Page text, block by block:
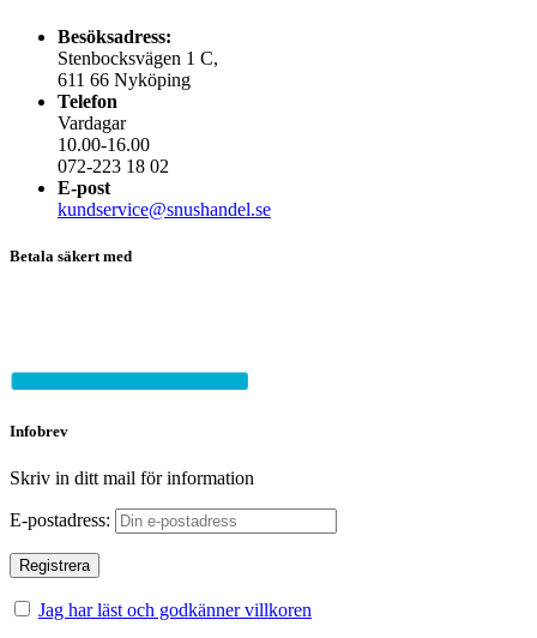
Besöksadress:
Stenbocksvägen 1 C,
611 66 Nyköping
Telefon
Vardagar
10.00-16.00
072-223 18 02
E-post
kundservice@snushandel.se
Betala säkert med
Infobrev
Skriv in ditt mail för information
E-postadress:
Jag har läst och godkänner villkoren